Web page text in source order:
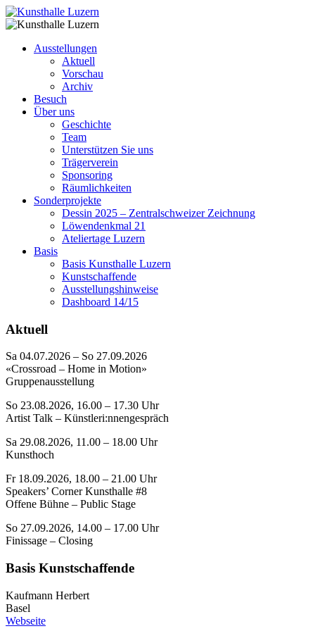
Ausstellungen
Aktuell
Vorschau
Archiv
Besuch
Über uns
Geschichte
Team
Unterstützen Sie uns
Trägerverein
Sponsoring
Räumlichkeiten
Sonderprojekte
Dessin 2025 – Zentralschweizer Zeichnung
Löwendenkmal 21
Ateliertage Luzern
Basis
Basis Kunsthalle Luzern
Kunstschaffende
Ausstellungshinweise
Dashboard 14/15
Aktuell
Sa 04.07.2026 – So 27.09.2026
«Crossroad – Home in Motion»
Gruppenausstellung
So 23.08.2026, 16.00 – 17.30 Uhr
Artist Talk – Künstleri:nnengespräch
Sa 29.08.2026, 11.00 – 18.00 Uhr
Kunsthoch
Fr 18.09.2026, 18.00 – 21.00 Uhr
Speakers’ Corner Kunsthalle #8
Offene Bühne – Public Stage
So 27.09.2026, 14.00 – 17.00 Uhr
Finissage – Closing
Basis Kunstschaffende
Kaufmann Herbert
Basel
Webseite